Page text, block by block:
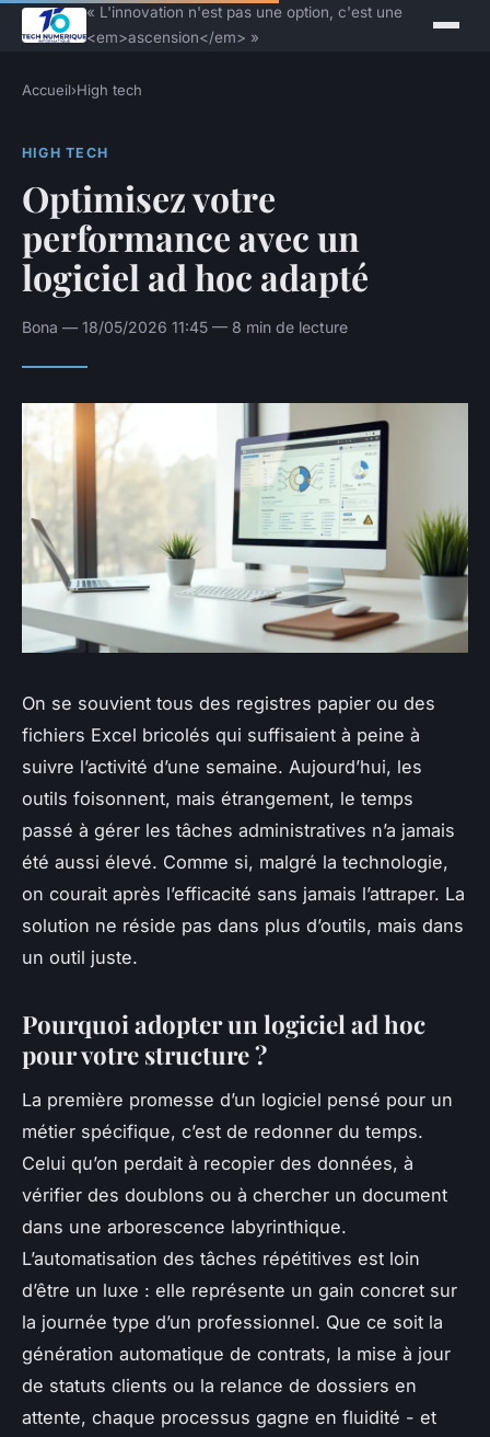
« L'innovation n'est pas une option, c'est une
<em>ascension</em> »
Accueil›High tech
HIGH TECH
Optimisez votre
performance avec un
logiciel ad hoc adapté
Bona — 18/05/2026 11:45 — 8 min de lecture
On se souvient tous des registres papier ou des
fichiers Excel bricolés qui suffisaient à peine à
suivre l’activité d’une semaine. Aujourd’hui, les
outils foisonnent, mais étrangement, le temps
passé à gérer les tâches administratives n’a jamais
été aussi élevé. Comme si, malgré la technologie,
on courait après l’efficacité sans jamais l’attraper. La
solution ne réside pas dans plus d’outils, mais dans
un outil juste.
Pourquoi adopter un logiciel ad hoc
pour votre structure ?
La première promesse d’un logiciel pensé pour un
métier spécifique, c’est de redonner du temps.
Celui qu’on perdait à recopier des données, à
vérifier des doublons ou à chercher un document
dans une arborescence labyrinthique.
L’automatisation des tâches répétitives est loin
d’être un luxe : elle représente un gain concret sur
la journée type d’un professionnel. Que ce soit la
génération automatique de contrats, la mise à jour
de statuts clients ou la relance de dossiers en
attente, chaque processus gagne en fluidité - et